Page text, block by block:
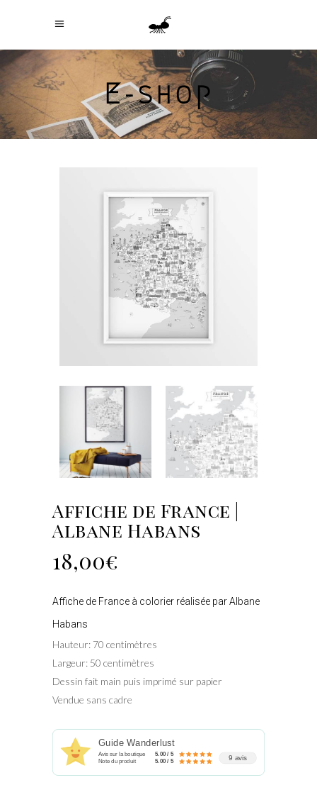
E-shop
Affiche de France |
Albane Habans
18,00€
Affiche de France à colorier réalisée par Albane
Habans
Hauteur: 70 centimètres
Largeur: 50 centimètres
Dessin fait main puis imprimé sur papier
Vendue sans cadre
Guide Wanderlust
Avis sur la boutique
5.00 / 5
Note du produit
5.00 / 5 9 avis